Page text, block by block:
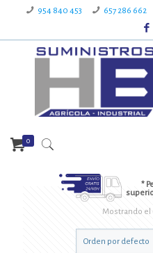
954 840 453 657 286 662
*
0
Mostrando el